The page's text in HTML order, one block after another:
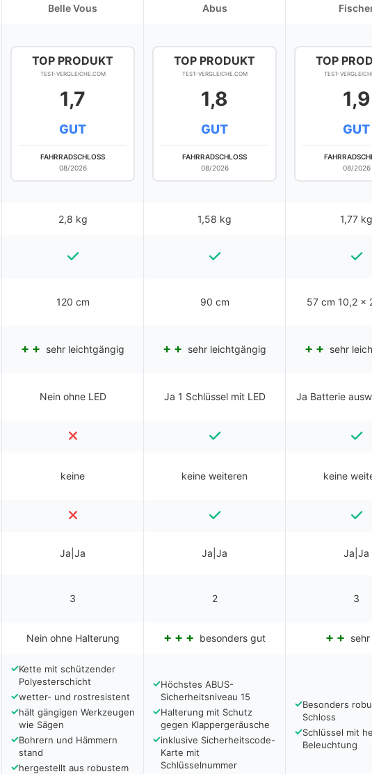
Belle Vous Abus
TOP PRODUKT
TEST-VERGLEICHE.COM
1,7
GUT
FAHRRADSCHLOSS
08/2026
TOP PRODUKT
TEST-VERGLEICHE.COM
1,8
GUT
FAHRRADSCHLOSS
08/2026
TOP
TEST-
1,9
GUT
08/2026
2,8 kg 1,58 kg 1,77 kg
120 cm 90 cm 57 cm 10,2 x
sehr leichtgängig sehr leichtgängig sehr
Nein ohne LED Ja 1 Schlüssel mit LED Ja Batterie
keine keine weiteren keine
Ja|Ja Ja|Ja Ja|Ja
3 2 3
Nein ohne Halterung besonders gut
✓Kette mit schützender
Polyesterschicht
✓wetter- und rostresistent
✓hält gängigen Werkzeugen
wie Sägen
✓Bohrern und Hämmern
stand
✓hergestellt aus robustem
✓Höchstes ABUS-
Sicherheitsniveau 15
✓Halterung mit Schutz
gegen Klappergeräusche
✓inklusive Sicherheitscode-
Karte mit
Schlüsselnummer
✓Besonders
Schloss
✓Schlüssel mit
Beleuchtung